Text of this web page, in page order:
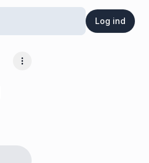
Log ind
Flere muligheder